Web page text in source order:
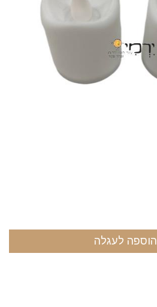
הוספה לעגלה